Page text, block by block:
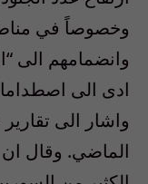
وخصوصاً في
وانضمامهم الى
ادى الى
الماضي. وقال